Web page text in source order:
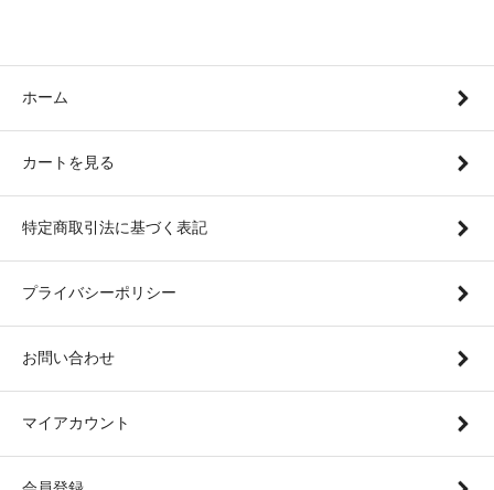
ホーム
カートを見る
特定商取引法に基づく表記
プライバシーポリシー
お問い合わせ
マイアカウント